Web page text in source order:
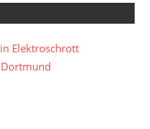
Elektroschrott